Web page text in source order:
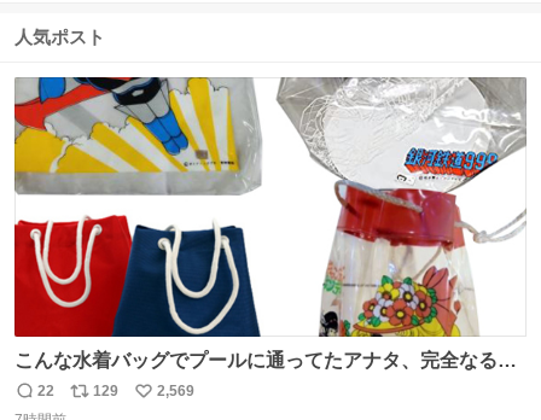
数
ス
数
人気ポスト
こんな水着バッグでプールに通ってたアナタ、完全なる同
世代（笑） #70年代 #80年代 #昭和レトロ
返
22
リ
129
い
2,569